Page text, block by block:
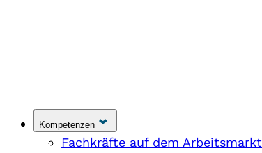
Kompetenzen
Fachkräfte auf dem Arbeitsmarkt